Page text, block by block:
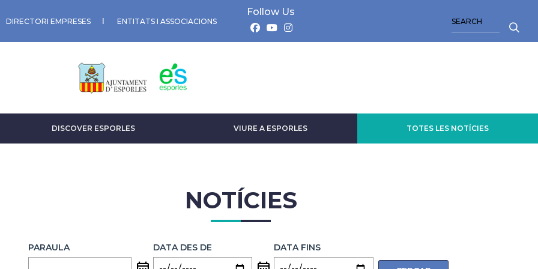
DIRECTORI EMPRESES ENTITATS I ASSOCIACIONS
Follow Us
DISCOVER ESPORLES VIURE A ESPORLES TOTES LES NOTÍCIES
NOTÍCIES
PARAULA DATA DES DE DATA FINS